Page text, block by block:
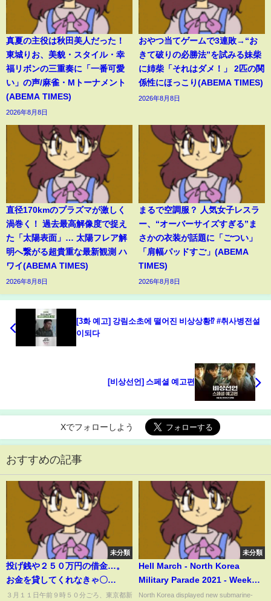
真夏の主役は秋田美人だった！
東城りお、美貌・スタイル・幸
福リボンの三重奏に「一番可愛
い」の声/麻雀・Mトーナメント
(ABEMA TIMES)
2026年8月8日
おやつ当てゲームで3連敗→“お
きて破りの必勝法”を試みる妹柴
に姉柴「それはダメ！」 2匹の関
係性にほっこり(ABEMA TIMES)
2026年8月8日
直径170kmのプラズマが激しく
渦巻く！ 過去最高解像度で捉え
た「太陽表面」… 太陽フレア解
明へ繋がる超貴重な最新観測 ハ
ワイ(ABEMA TIMES)
2026年8月8日
まるで空調服？ 人気女子レスラ
ー、“オーバーサイズすぎる”ま
さかの衣装が話題に「ごつい」
「肩幅パッドすご」(ABEMA
TIMES)
2026年8月8日
[3화 예고] 강림소초에 떨어진 비상상황⁉️ #취사병전설
이되다
[비상선언] 스페셜 예고편
Xでフォローしよう
おすすめの記事
未分類
投げ銭や２５０万円の借金…。
お金を貸してくれなきゃ〇
ぬ… 動画配信者の佐藤愛里さ
３月１１日午前９時５０分ごろ、東京都新
未分類
Hell March - North Korea
Military Parade 2021 - Week
Before President Biden's
North Korea displayed new submarine-